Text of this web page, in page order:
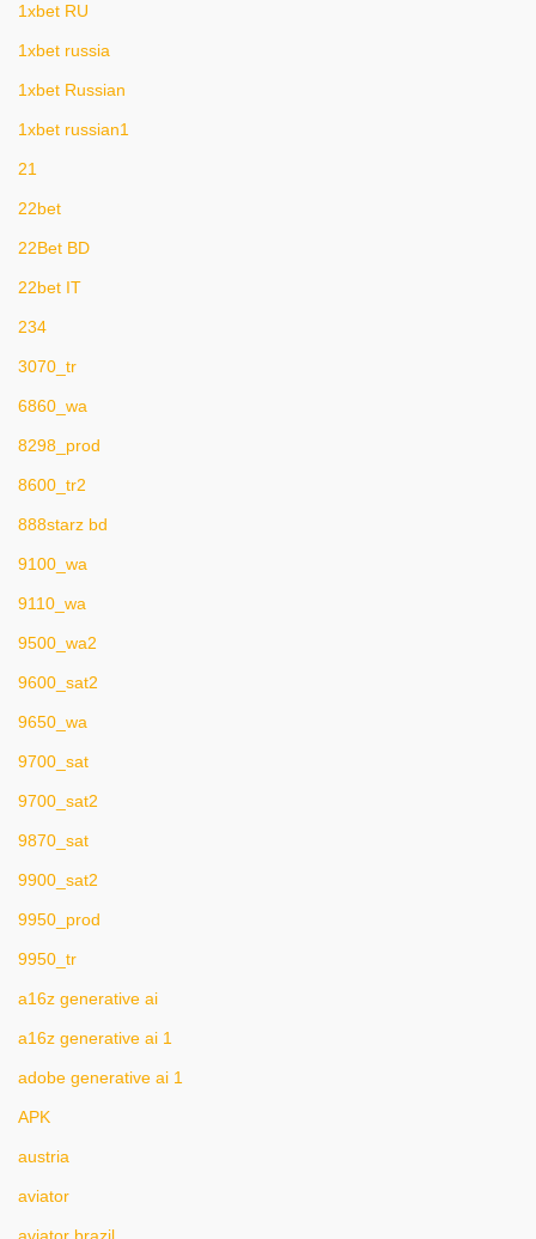
1xbet RU
1xbet russia
1xbet Russian
1xbet russian1
21
22bet
22Bet BD
22bet IT
234
3070_tr
6860_wa
8298_prod
8600_tr2
888starz bd
9100_wa
9110_wa
9500_wa2
9600_sat2
9650_wa
9700_sat
9700_sat2
9870_sat
9900_sat2
9950_prod
9950_tr
a16z generative ai
a16z generative ai 1
adobe generative ai 1
APK
austria
aviator